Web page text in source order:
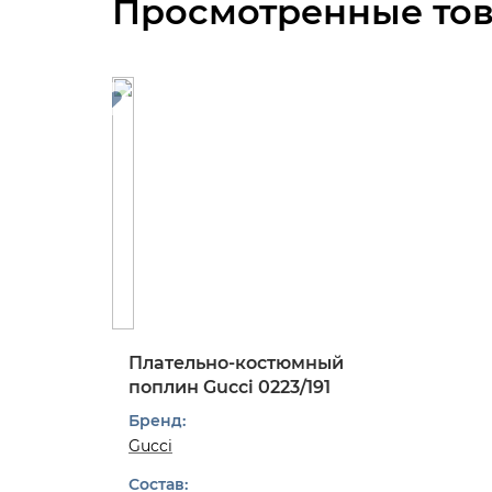
Просмотренные
Плательно-костюмный
поплин Gucci 0223/191
Бренд:
Gucci
Состав: